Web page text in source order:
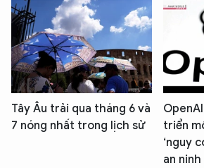
Tây Âu trải qua tháng 6 và
7 nóng nhất trong lịch sử
triển
‘nguy
an ninh